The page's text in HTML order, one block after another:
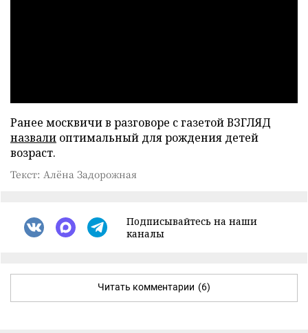
Ранее москвичи в разговоре с газетой ВЗГЛЯД
назвали оптимальный для рождения детей
возраст.
Текст: Алёна Задорожная
Подписывайтесь на наши
каналы
Читать комментарии (6)